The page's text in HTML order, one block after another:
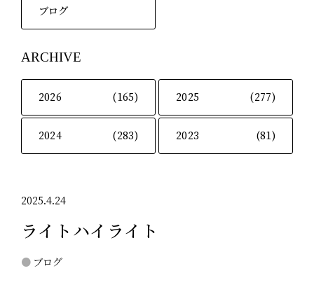
ブログ
ARCHIVE
2026 (165) 2025 (277)
2024 (283) 2023 (81)
2025.4.24
ライトハイライト
ブログ